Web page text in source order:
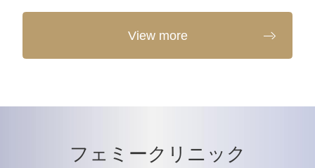
View more
フェミークリニック